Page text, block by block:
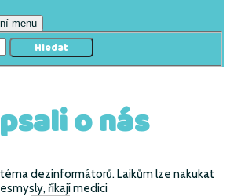
menu
o nás
dezinformátorů. Laikům lze nakukat
říkají medici